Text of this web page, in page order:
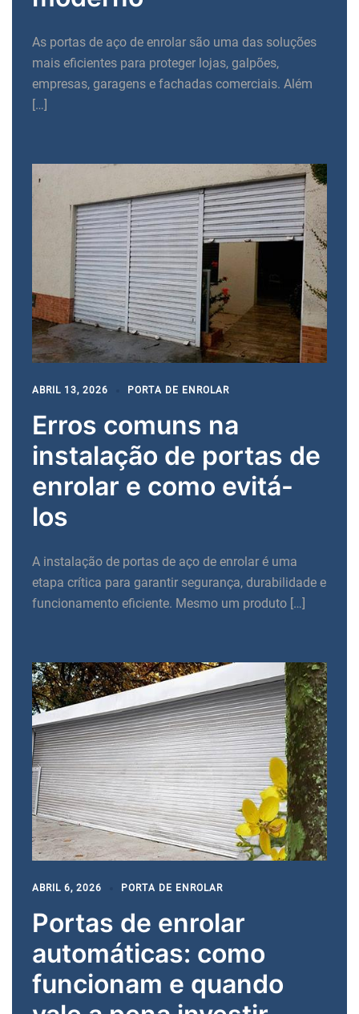
As portas de aço de enrolar são uma das soluções
mais eficientes para proteger lojas, galpões,
empresas, garagens e fachadas comerciais. Além
[…]
ABRIL 13, 2026 PORTA DE ENROLAR
Erros comuns na
instalação de portas de
enrolar e como evitá-
los
A instalação de portas de aço de enrolar é uma
etapa crítica para garantir segurança, durabilidade e
funcionamento eficiente. Mesmo um produto […]
ABRIL 6, 2026 PORTA DE ENROLAR
Portas de enrolar
automáticas: como
funcionam e quando